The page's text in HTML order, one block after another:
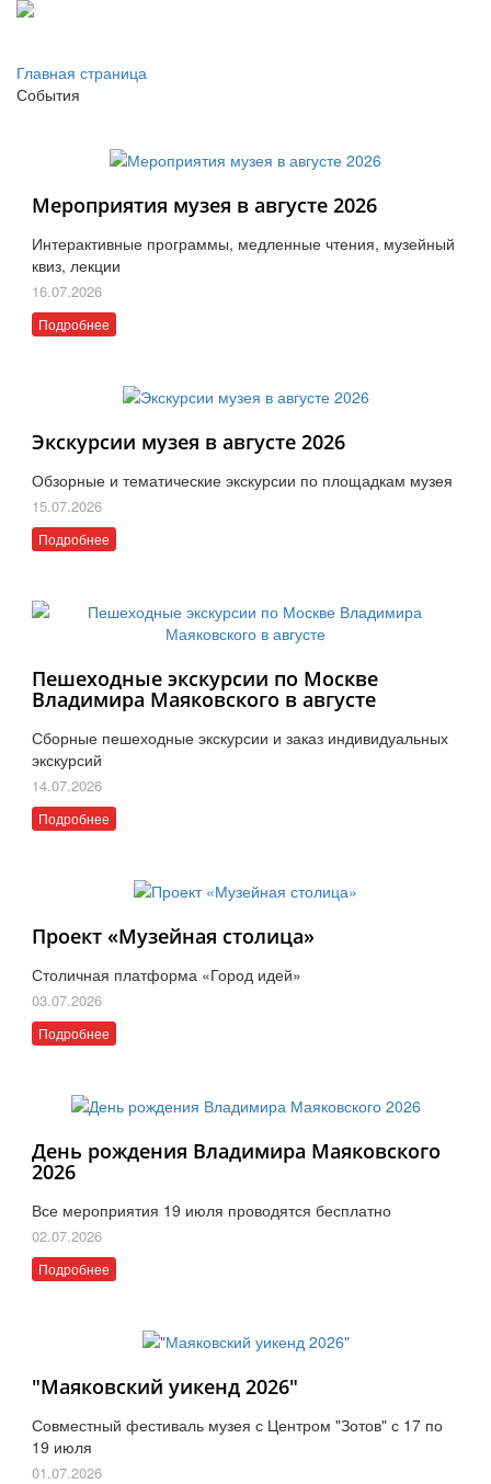
Главная страница
События
Мероприятия музея в августе 2026
Интерактивные программы, медленные чтения, музейный
квиз, лекции
16.07.2026
Подробнее
Экскурсии музея в августе 2026
Обзорные и тематические экскурсии по площадкам музея
15.07.2026
Подробнее
Пешеходные экскурсии по Москве
Владимира Маяковского в августе
Сборные пешеходные экскурсии и заказ индивидуальных
экскурсий
14.07.2026
Подробнее
Проект «Музейная столица»
Столичная платформа «Город идей»
03.07.2026
Подробнее
День рождения Владимира Маяковского
2026
Все мероприятия 19 июля проводятся бесплатно
02.07.2026
Подробнее
"Маяковский уикенд 2026"
Совместный фестиваль музея с Центром "Зотов" с 17 по
19 июля
01.07.2026